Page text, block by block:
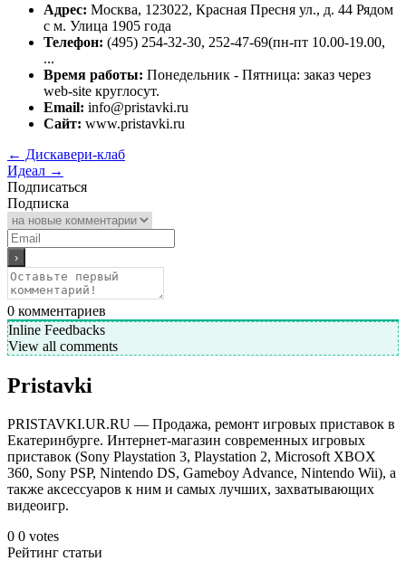
Адрес: Москва, 123022, Красная Пресня ул., д. 44 Рядом
с м. Улица 1905 года
Телефон: (495) 254-32-30, 252-47-69(пн-пт 10.00-19.00,
...
Время работы: Понедельник - Пятница: заказ через
web-site круглосут.
Email: info@pristavki.ru
Сайт: www.pristavki.ru
← Дискавери-клаб
Идеал →
Подписаться
Подписка
0 комментариев
Inline Feedbacks
View all comments
Pristavki
PRISTAVKI.UR.RU — Продажа, ремонт игровых приставок в
Екатеринбурге. Интернет-магазин современных игровых
приставок (Sony Playstation 3, Playstation 2, Microsoft XBOX
360, Sony PSP, Nintendo DS, Gameboy Advance, Nintendo Wii), а
также аксессуаров к ним и самых лучших, захватывающих
видеоигр.
0 0 votes
Рейтинг статьи